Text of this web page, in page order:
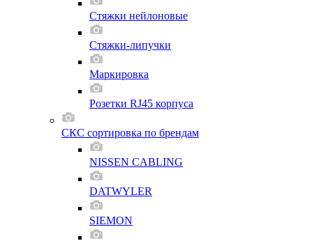
Стяжки нейлоновые
Стяжки-липучки
Маркировка
Розетки RJ45 корпуса
СКС сортировка по брендам
NISSEN CABLING
DATWYLER
SIEMON